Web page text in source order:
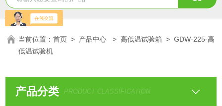
当前位置：首页 > 产品中心 >高低温试验箱 >GDW-225-高
低温试验机
产品分类 PRODUCT CLASSIFICATION